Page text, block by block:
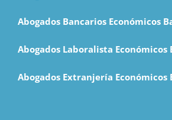
Abogados Bancarios Económicos
Abogados Laboralista Económicos
Abogados Extranjería Económicos